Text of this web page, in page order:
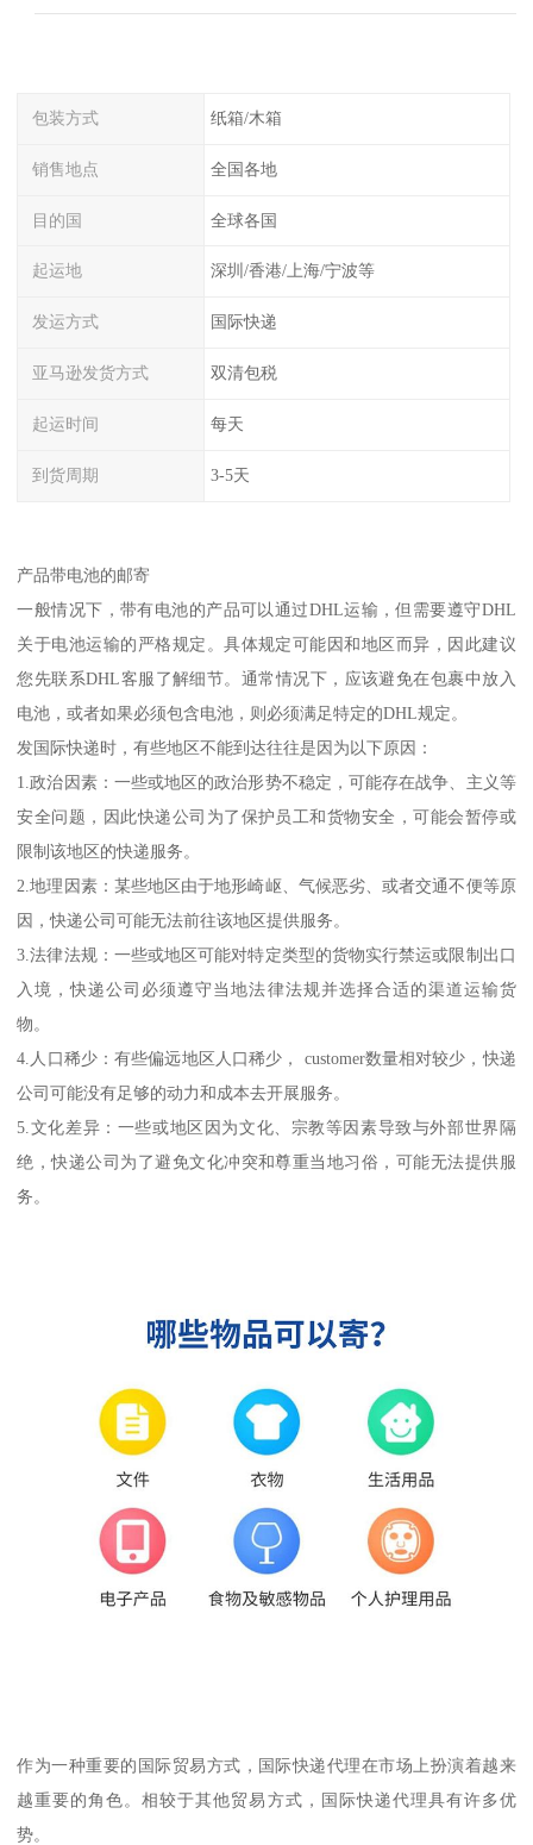
包装方式 纸箱/木箱
销售地点 全国各地
目的国 全球各国
起运地 深圳/香港/上海/宁波等
发运方式 国际快递
亚马逊发货方式 双清包税
起运时间 每天
到货周期 3-5天
产品带电池的邮寄
一般情况下，带有电池的产品可以通过DHL运输，但需要遵守DHL
关于电池运输的严格规定。具体规定可能因和地区而异，因此建议
您先联系DHL客服了解细节。通常情况下，应该避免在包裹中放入
电池，或者如果必须包含电池，则必须满足特定的DHL规定。
发国际快递时，有些地区不能到达往往是因为以下原因：
1.政治因素：一些或地区的政治形势不稳定，可能存在战争、主义等
安全问题，因此快递公司为了保护员工和货物安全，可能会暂停或
限制该地区的快递服务。
2.地理因素：某些地区由于地形崎岖、气候恶劣、或者交通不便等原
因，快递公司可能无法前往该地区提供服务。
3.法律法规：一些或地区可能对特定类型的货物实行禁运或限制出口
入境，快递公司必须遵守当地法律法规并选择合适的渠道运输货
物。
4.人口稀少：有些偏远地区人口稀少， customer数量相对较少，快递
公司可能没有足够的动力和成本去开展服务。
5.文化差异：一些或地区因为文化、宗教等因素导致与外部世界隔
绝，快递公司为了避免文化冲突和尊重当地习俗，可能无法提供服
务。
作为一种重要的国际贸易方式，国际快递代理在市场上扮演着越来
越重要的角色。相较于其他贸易方式，国际快递代理具有许多优
势。